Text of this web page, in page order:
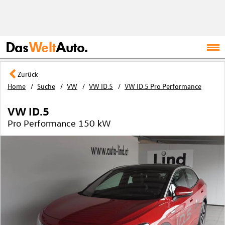
DasWeltAuto.
Zurück
Home
Suche VW VW ID.5 VW ID.5 Pro Performance
VW ID.5
Pro Performance 150 kW